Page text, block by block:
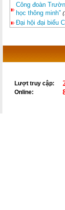
Công đoàn
học thông minh”
Đại hội đại biểu
Lượt truy cập:
Online: